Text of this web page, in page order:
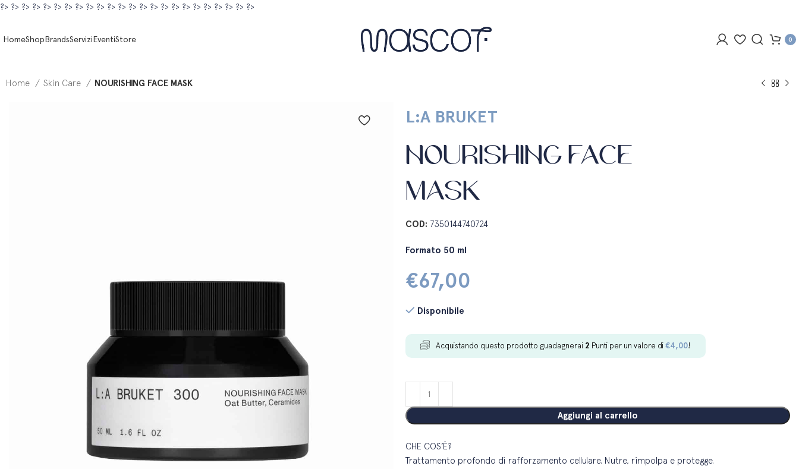
?> ?> ?> ?> ?> ?> ?> ?> ?> ?> ?> ?> ?> ?> ?> ?> ?> ?> ?> ?> ?> ?> ?> ?>
HomeShopBrandsServiziEventiStore 0
Home Skin Care NOURISHING FACE MASK
L:A BRUKET
NOURISHING FACE
MASK
COD: 7350144740724
Formato 50 ml
€67,00
Disponibile
Acquistando questo prodotto guadagnerai 2 Punti per un valore di €4,00!
Aggiungi al carrello
CHE COS’È?
Trattamento profondo di rafforzamento cellulare. Nutre, rimpolpa e protegge.